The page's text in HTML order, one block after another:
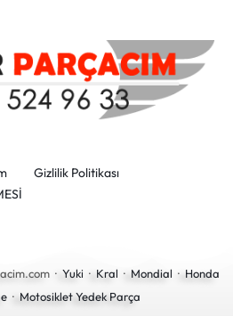
Gizlilik Politikası
· Yuki · Kral · Mondial · Honda
· Motosiklet Yedek Parça